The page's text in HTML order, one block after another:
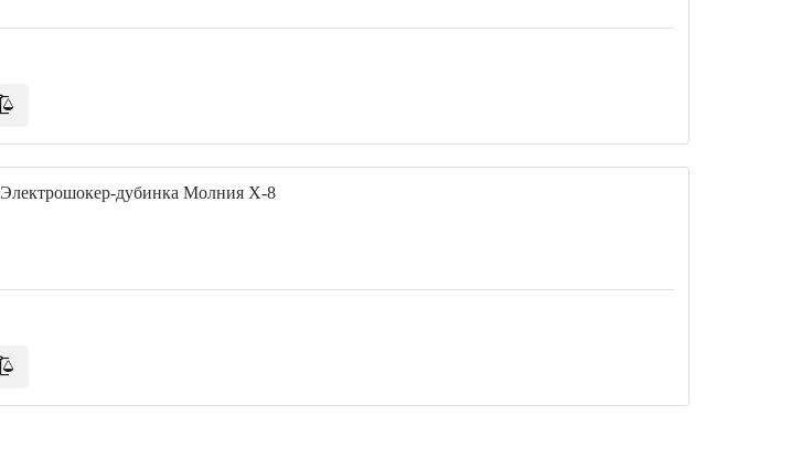
Электрошокер-дубинка Молния Х-8